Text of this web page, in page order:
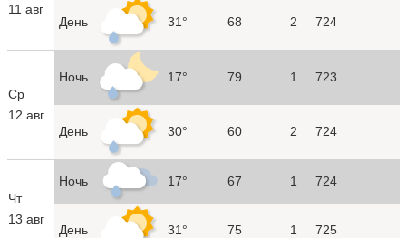
11 авг
День 31° 68 2 724
Ср
12 авг
Ночь 17° 79 1 723
День 30° 60 2 724
Чт
13 авг
Ночь 17° 67 1 724
День 31° 75 1 725